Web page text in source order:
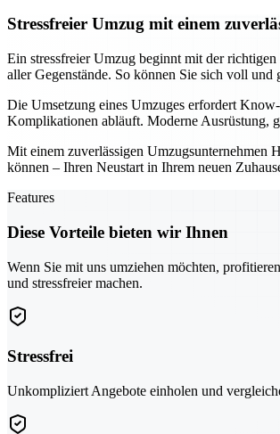
Stressfreier Umzug mit einem
Ein stressfreier Umzug beginnt mit der
aller Gegenstände. So können Sie sich voll
Die Umsetzung eines Umzuges erfordert
Komplikationen abläuft. Moderne Ausrüstung,
Mit einem zuverlässigen Umzugsunternehmen
können – Ihren Neustart in Ihrem neuen
Features
Diese Vorteile bieten wir Ihnen
Wenn Sie mit uns umziehen möchten,
und stressfreier machen.
Stressfrei
Unkompliziert Angebote einholen und